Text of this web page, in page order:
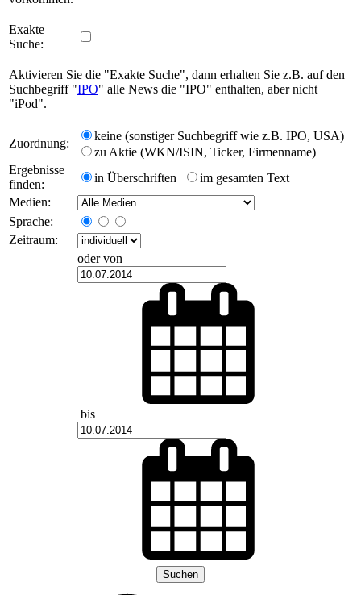
Exakte
Suche:
Aktivieren Sie die "Exakte Suche", dann erhalten Sie z.B. auf den
Suchbegriff "IPO" alle News die "IPO" enthalten, aber nicht
"iPod".
Zuordnung:
keine (sonstiger Suchbegriff wie z.B. IPO, USA)
zu Aktie (WKN/ISIN, Ticker, Firmenname)
Ergebnisse
finden:
in Überschriften
im gesamten Text
Medien:
Sprache:
Zeitraum:
oder von
bis
Suchen